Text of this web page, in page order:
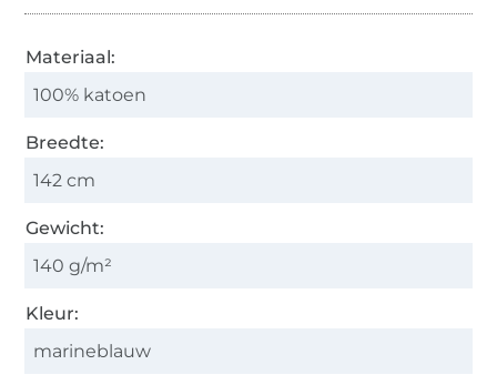
Materiaal:
100% katoen
Breedte:
142 cm
Gewicht:
140 g/m²
Kleur:
marineblauw